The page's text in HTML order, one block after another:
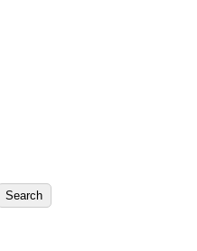
Search